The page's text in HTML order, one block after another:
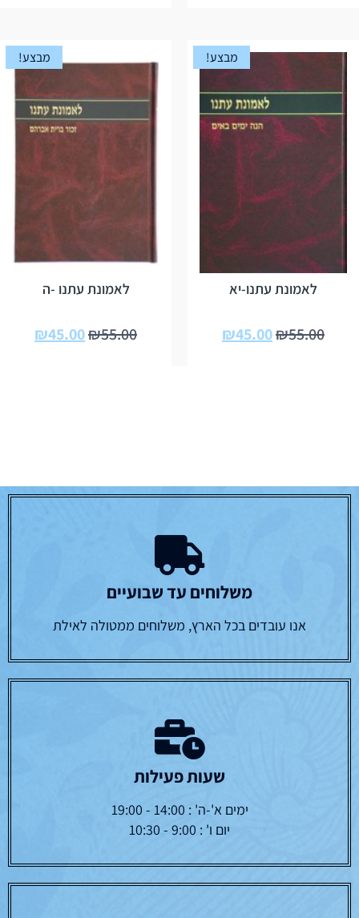
מבצע!
לאמונת עתנו-יא
₪55.00
₪45.00
מבצע!
לאמונת עתנו -ה
₪55.00
₪45.00
משלוחים עד שבועיים
אנו עובדים בכל הארץ, משלוחים ממטולה לאילת
שעות פעילות
ימים א'-ה' : 14:00 - 19:00
יום ו' : 9:00 - 10:30